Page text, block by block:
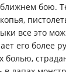
ближнем бою.
все это
его более
болью,